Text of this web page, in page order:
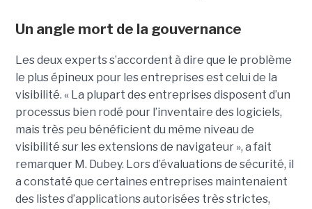
Un angle mort de la gouvernance
Les deux experts s’accordent à dire que le problème
le plus épineux pour les entreprises est celui de la
visibilité. « La plupart des entreprises disposent d’un
processus bien rodé pour l’inventaire des logiciels,
mais très peu bénéficient du même niveau de
visibilité sur les extensions de navigateur », a fait
remarquer M. Dubey. Lors d’évaluations de sécurité, il
a constaté que certaines entreprises maintenaient
des listes d’applications autorisées très strictes,